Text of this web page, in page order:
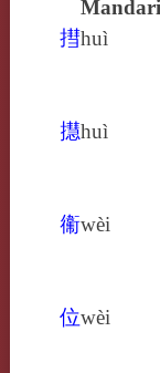
㨹huì
㩨huì
䘙wèi
位wèi